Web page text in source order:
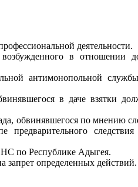
деятельности.
в отношении
антимонопольной
в даче взятки
обвинявшегося по мнению
по Республике Адыгея.
определенных